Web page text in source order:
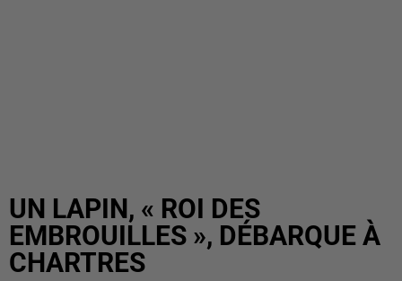
UN LAPIN, « ROI DES
EMBROUILLES », DÉBARQUE À
CHARTRES